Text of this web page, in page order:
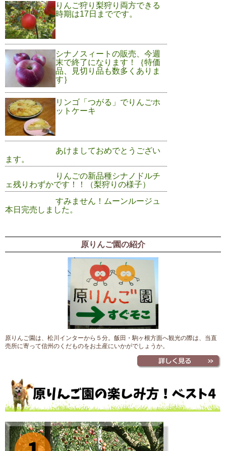
りんご狩り梨狩り両方できる
時期は17日までです。
シナノスィートの販売、今週
末で終了になります！｛特価
品、見切り品も数多くありま
す｝
リンゴ「つがる」でりんごホ
ットケーキ
あけましておめでとうござい
ます。
りんごの新品種シナノドルチ
ェ残りわずかです！！（梨狩りの様子）
すみません！ムーンルージュ
本日完売しました。
原りんご園の紹介
原りんご園は、松川インターから５分。飯田・駒ヶ根方面へ観光の際は、当直
売所に寄って信州のくだものをお土産にいかがでしょうか。